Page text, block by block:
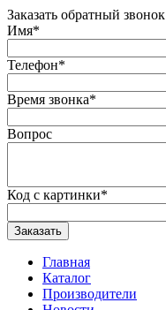
Заказать обратный звонок
Имя*
Телефон*
Время звонка*
Вопрос
Код с картинки*
Заказать
Главная
Каталог
Производители